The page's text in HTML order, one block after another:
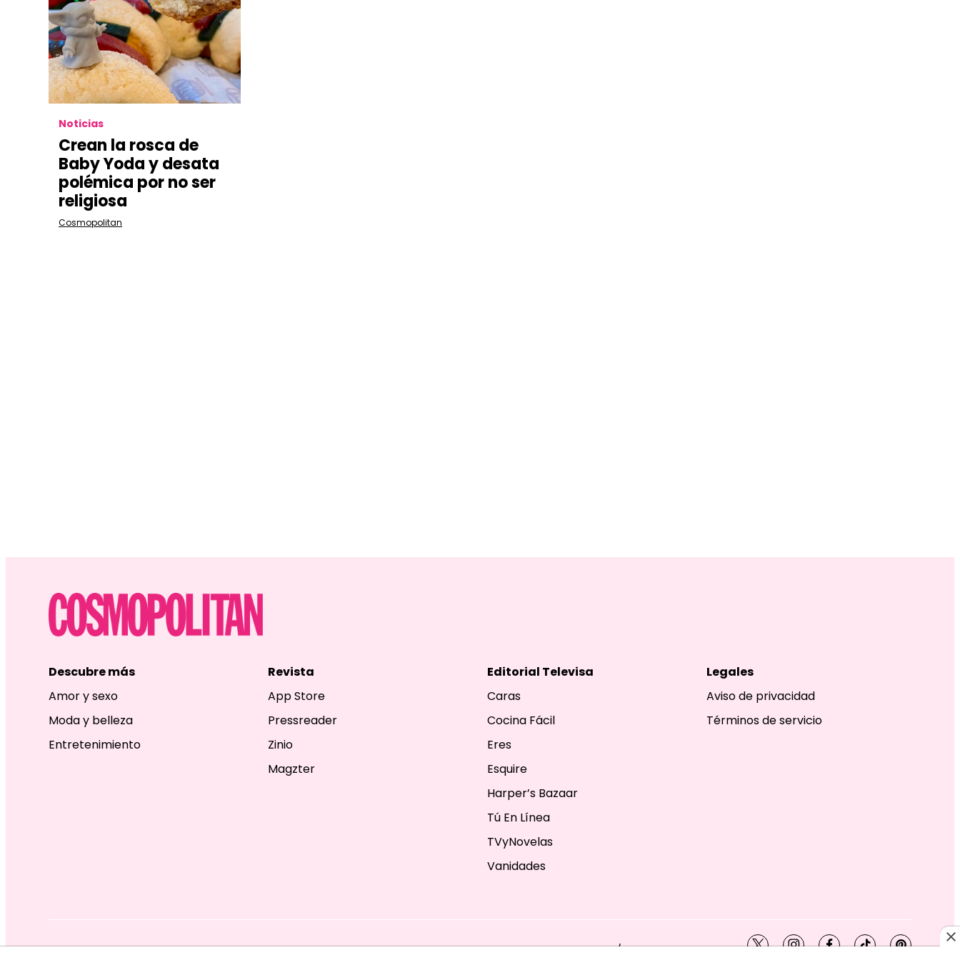
Noticias
Crean la rosca de
Baby Yoda y desata
polémica por no ser
religiosa
Cosmopolitan
Descubre más
Amor y sexo
Moda y belleza
Entretenimiento
Revista
App Store
Pressreader
Zinio
Magzter
Editorial Televisa
Caras
Cocina Fácil
Eres
Esquire
Harper’s Bazaar
Tú En Línea
TVyNovelas
Vanidades
Legales
Aviso de privacidad
Términos de servicio
EDITORIAL TELEVISA S.A. DE C.V. TODOS LOS DERECHOS RESERVADOS. TBG - EDITORIAL TELEVISA - LIFESTYLES - BEAUTY / FASHION twitterinstagramfacebook
tiktokpinterest